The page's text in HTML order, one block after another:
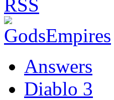
Answers
Diablo 3